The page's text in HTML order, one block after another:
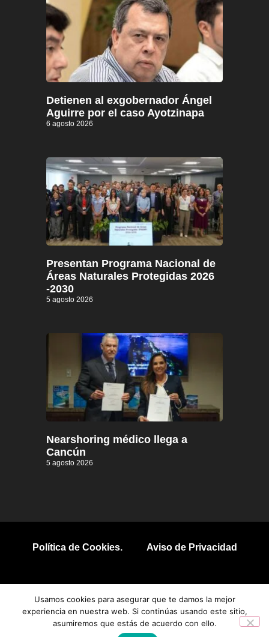
Detienen al exgobernador Ángel
Aguirre por el caso Ayotzinapa
6 agosto 2026
Presentan Programa Nacional de
Áreas Naturales Protegidas 2026
-2030
5 agosto 2026
Nearshoring médico llega a
Cancún
5 agosto 2026
Política de Cookies. Aviso de Privacidad
Usamos cookies para asegurar que te damos la mejor
experiencia en nuestra web. Si continúas usando este sitio,
asumiremos que estás de acuerdo con ello.